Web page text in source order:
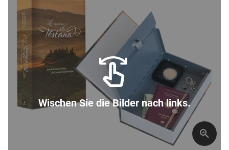
Wischen Sie die Bilder nach links.